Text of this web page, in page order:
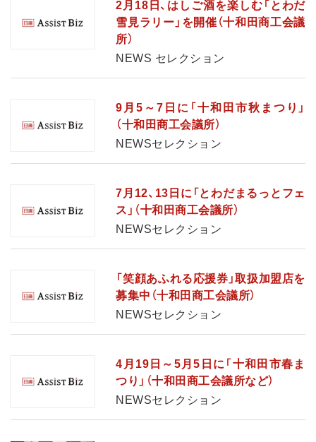
2月18日、はしご酒を楽しむ「とわだ
雪見ラリー」を開催（十和田商工会議
所）
NEWS セレクション
9月5～7日に「十和田市秋まつり」
（十和田商工会議所）
NEWSセレクション
7月12、13日に「とわだまるっとフェ
ス」（十和田商工会議所）
NEWSセレクション
「笑顔あふれる応援券」取扱加盟店を
募集中（十和田商工会議所）
NEWSセレクション
4月19日～5月5日に「十和田市春ま
つり」（十和田商工会議所など）
NEWSセレクション